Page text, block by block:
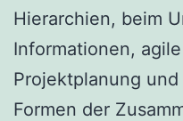
Hierarchien, beim
Informationen,
Projektplanung
Formen der